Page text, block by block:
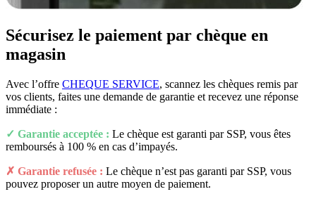
Sécurisez le paiement par chèque en
magasin
Avec l’offre CHEQUE SERVICE, scannez les chèques remis par
vos clients, faites une demande de garantie et recevez une réponse
immédiate :
✓ Garantie acceptée : Le chèque est garanti par SSP, vous êtes
remboursés à 100 % en cas d’impayés.
✗ Garantie refusée : Le chèque n’est pas garanti par SSP, vous
pouvez proposer un autre moyen de paiement.